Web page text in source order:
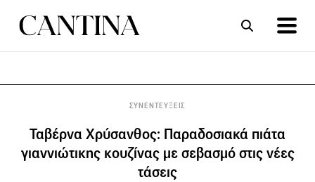
ΣΥΝΕΝΤΕΥΞΕΙΣ
Ταβέρνα Χρύσανθος: Παραδοσιακά πιάτα
γιαννιώτικης κουζίνας με σεβασμό στις νέες
τάσεις